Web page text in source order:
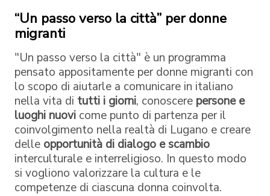
“Un passo verso la città” per donne
migranti
"Un passo verso la città" è un programma
pensato appositamente per donne migranti con
lo scopo di aiutarle a comunicare in italiano
nella vita di tutti i giorni, conoscere persone e
luoghi nuovi come punto di partenza per il
coinvolgimento nella realtà di Lugano e creare
delle opportunità di dialogo e scambio
interculturale e interreligioso. In questo modo
si vogliono valorizzare la cultura e le
competenze di ciascuna donna coinvolta.